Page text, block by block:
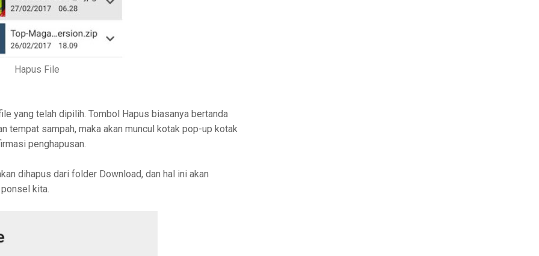
Hapus File
yang telah dipilih. Tombol Hapus biasanya bertanda
tempat sampah, maka akan muncul kotak pop-up kotak
penghapusan.
dihapus dari folder Download, dan hal ini akan
kita.